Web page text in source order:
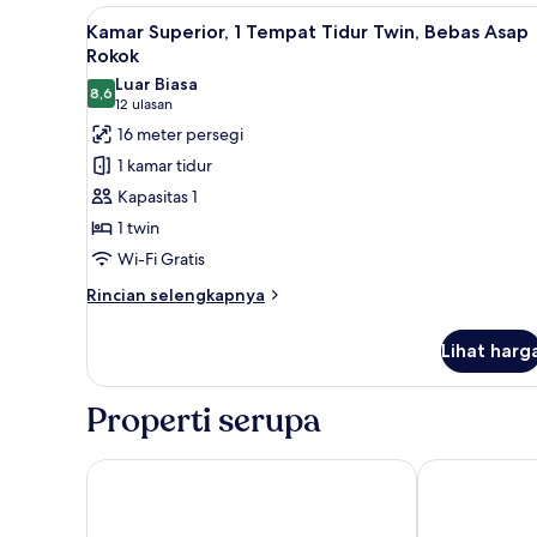
Lihat
semua
foto
untuk
Kamar
Superior,
Tempat
Tidur
Twin,
Bebas
Kamar Superior, 1 Tempat
4
Kamar Superior, 1 Tempat Tidur Twin, Bebas Asap
Rokok
8,68,6 dari 10
Luar Biasa
12 ulasan
(12
ulasan)
16 meter persegi
1 kamar tidur
Kapasitas 1
1 twin
Wi-Fi Gratis
Rincian selengkapnya
Rincian
Kamar
Tempat
Tidur
Lihat
Properti serupa
Clarion Hotel Umea Comfort